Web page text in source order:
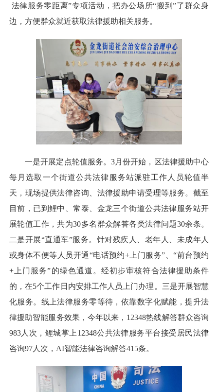
法律服务零距离”专项活动，把办公场所“搬到”了群众身
边，方便群众就近获取法律援助相关服务。
一是开展定点轮值服务。3月份开始，区法律援助中心
每月选取一个街道公共法律服务站派驻工作人员轮值半
天，现场提供法律咨询、法律援助申请受理等服务。截至
目前，已到鲤中、常泰、金龙三个街道公共法律服务站开
展轮值工作，共为30多名群众解答各类法律问题30余条。
二是开展“直通车”服务。针对残疾人、老年人、未成年人
或身体不便等人员开通“电话预约+上门服务”、“前台预约
+上门服务”的绿色通道。经初步审核符合法律援助条件
的，在5个工作日内安排工作人员上门办理。三是开展智慧
化服务。线上法律服务零等待，依靠数字化赋能，提升法
律援助智能服务效果，今年以来，12348热线解答群众咨询
983人次，鲤城掌上12348公共法律服务平台接受居民法律
咨询97人次，AI智能法律咨询解答415条。